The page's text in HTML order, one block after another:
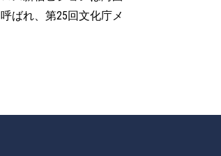
ばれ、第25回文化庁メ